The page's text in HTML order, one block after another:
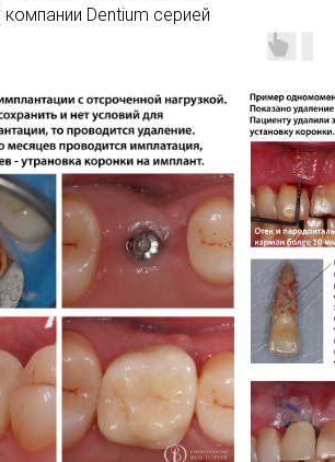
Dentium серией